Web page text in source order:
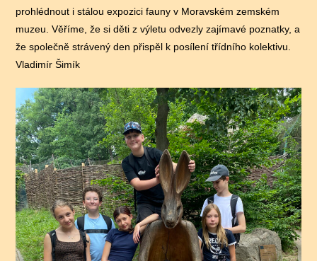
prohlédnout i stálou expozici fauny v Moravském zemském
muzeu. Věříme, že si děti z výletu odvezly zajímavé poznatky, a
že společně strávený den přispěl k posílení třídního kolektivu.
Vladimír Šimík